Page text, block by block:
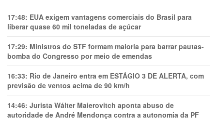
17:48: EUA exigem vantagens comerciais do Brasil para
liberar quase 60 mil toneladas de açúcar
17:29: Ministros do STF formam maioria para barrar pautas-
bomba do Congresso por meio de emendas
16:33: Rio de Janeiro entra em ESTÁGIO 3 DE ALERTA, com
previsão de ventos acima de 90 km/h
14:46: Jurista Wálter Maierovitch aponta abuso de
autoridade de André Mendonça contra a autonomia da PF